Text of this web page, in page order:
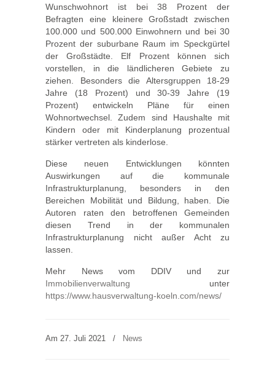
Wunschwohnort ist bei 38 Prozent der
Befragten eine kleinere Großstadt zwischen
100.000 und 500.000 Einwohnern und bei 30
Prozent der suburbane Raum im Speckgürtel
der Großstädte. Elf Prozent können sich
vorstellen, in die ländlicheren Gebiete zu
ziehen. Besonders die Altersgruppen 18-29
Jahre (18 Prozent) und 30-39 Jahre (19
Prozent) entwickeln Pläne für einen
Wohnortwechsel. Zudem sind Haushalte mit
Kindern oder mit Kinderplanung prozentual
stärker vertreten als kinderlose.
Diese neuen Entwicklungen könnten
Auswirkungen auf die kommunale
Infrastrukturplanung, besonders in den
Bereichen Mobilität und Bildung, haben. Die
Autoren raten den betroffenen Gemeinden
diesen Trend in der kommunalen
Infrastrukturplanung nicht außer Acht zu
lassen.
Mehr News vom DDIV und zur
Immobilienverwaltung unter
https://www.hausverwaltung-koeln.com/news/
Am 27. Juli 2021 / News